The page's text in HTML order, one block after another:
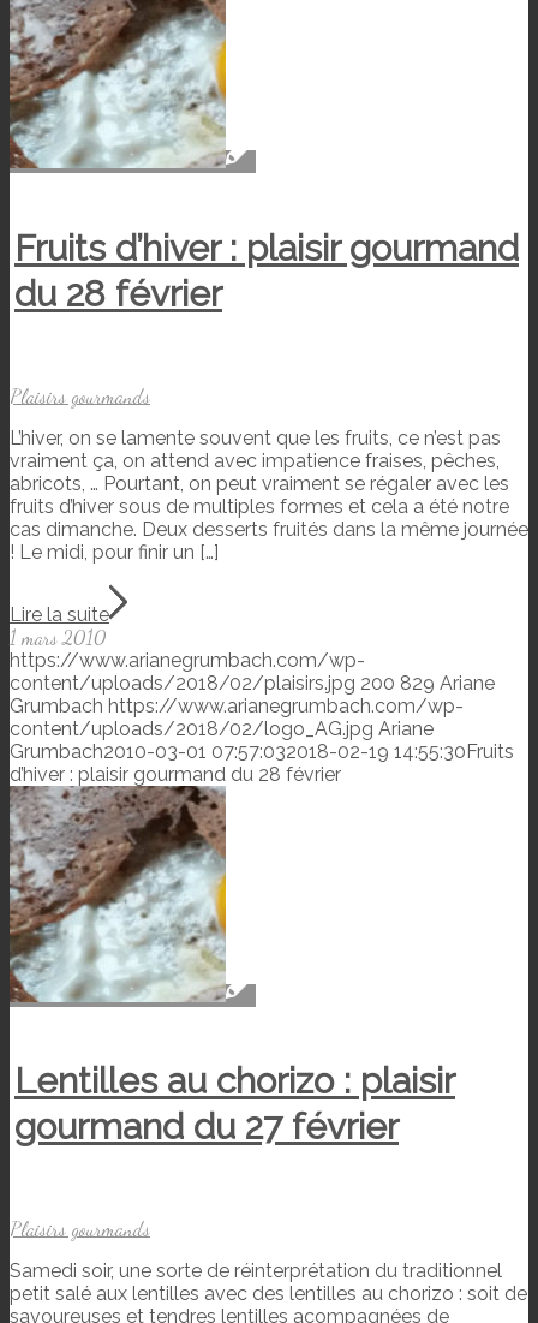
Fruits d’hiver : plaisir gourmand
du 28 février
Plaisirs gourmands
L’hiver, on se lamente souvent que les fruits, ce n’est pas
vraiment ça, on attend avec impatience fraises, pêches,
abricots, … Pourtant, on peut vraiment se régaler avec les
fruits d’hiver sous de multiples formes et cela a été notre
cas dimanche. Deux desserts fruités dans la même journée
! Le midi, pour finir un […]
Lire la suite
1 mars 2010
https://www.arianegrumbach.com/wp-
content/uploads/2018/02/plaisirs.jpg 200 829 Ariane
Grumbach https://www.arianegrumbach.com/wp-
content/uploads/2018/02/logo_AG.jpg Ariane
Grumbach2010-03-01 07:57:032018-02-19 14:55:30Fruits
d’hiver : plaisir gourmand du 28 février
Lentilles au chorizo : plaisir
gourmand du 27 février
Plaisirs gourmands
Samedi soir, une sorte de réinterprétation du traditionnel
petit salé aux lentilles avec des lentilles au chorizo : soit de
savoureuses et tendres lentilles acompagnées de